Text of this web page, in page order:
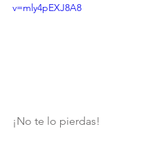
v=mly4pEXJ8A8
¡No te lo pierdas!